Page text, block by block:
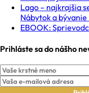
Lago – najkrajšia
Nábytok a
EBOOK:
Prihláste sa do nášho